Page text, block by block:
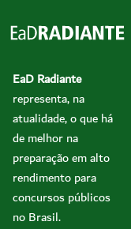
EaD Radiante
representa, na
atualidade, o que há
de melhor na
preparação em alto
rendimento para
concursos públicos
no Brasil.